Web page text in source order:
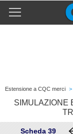
Estensione a CQC merci >
SIMULAZIONE
Scheda 39